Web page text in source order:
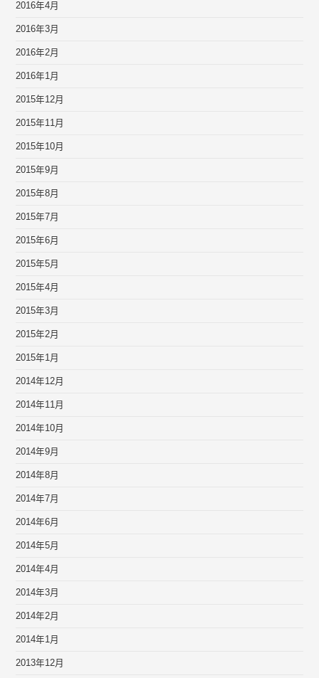
2016年4月
2016年3月
2016年2月
2016年1月
2015年12月
2015年11月
2015年10月
2015年9月
2015年8月
2015年7月
2015年6月
2015年5月
2015年4月
2015年3月
2015年2月
2015年1月
2014年12月
2014年11月
2014年10月
2014年9月
2014年8月
2014年7月
2014年6月
2014年5月
2014年4月
2014年3月
2014年2月
2014年1月
2013年12月